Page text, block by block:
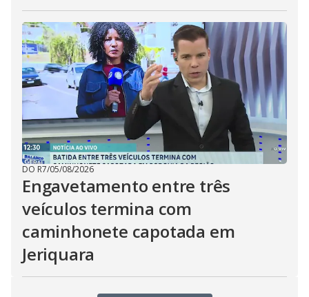
DO R7/05/08/2026
Engavetamento entre três
veículos termina com
caminhonete capotada em
Jeriquara